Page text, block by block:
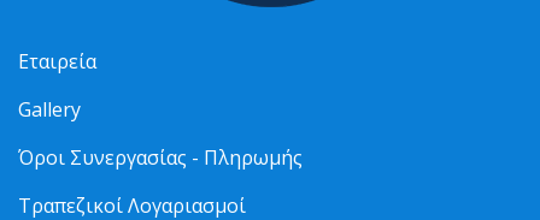
Εταιρεία
Gallery
Όροι Συνεργασίας - Πληρωμής
Τραπεζικοί Λογαριασμοί